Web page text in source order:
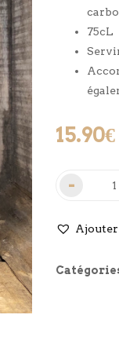
75cL
15.90€